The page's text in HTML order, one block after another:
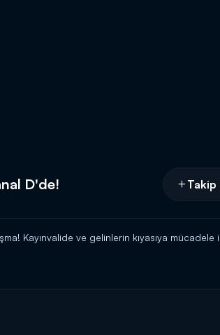
D'de! Takip
Kayınvalide ve gelinlerin kıyasıya
Magazin D Cumartesi, Kanal D'de!